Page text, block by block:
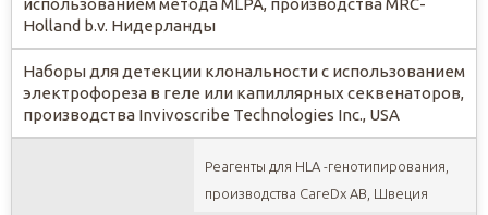
использованием метода MLPA, производства MRC-
Holland b.v. Нидерланды
Наборы для детекции клональности с использованием
электрофореза в геле или капиллярных секвенаторов,
производства Invivoscribe Technologies Inc., USA
Реагенты для HLA -генотипирования,
производства CareDx AB, Швеция